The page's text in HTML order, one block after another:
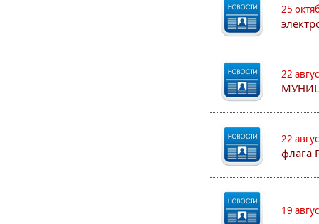
25
22
22
флага
19